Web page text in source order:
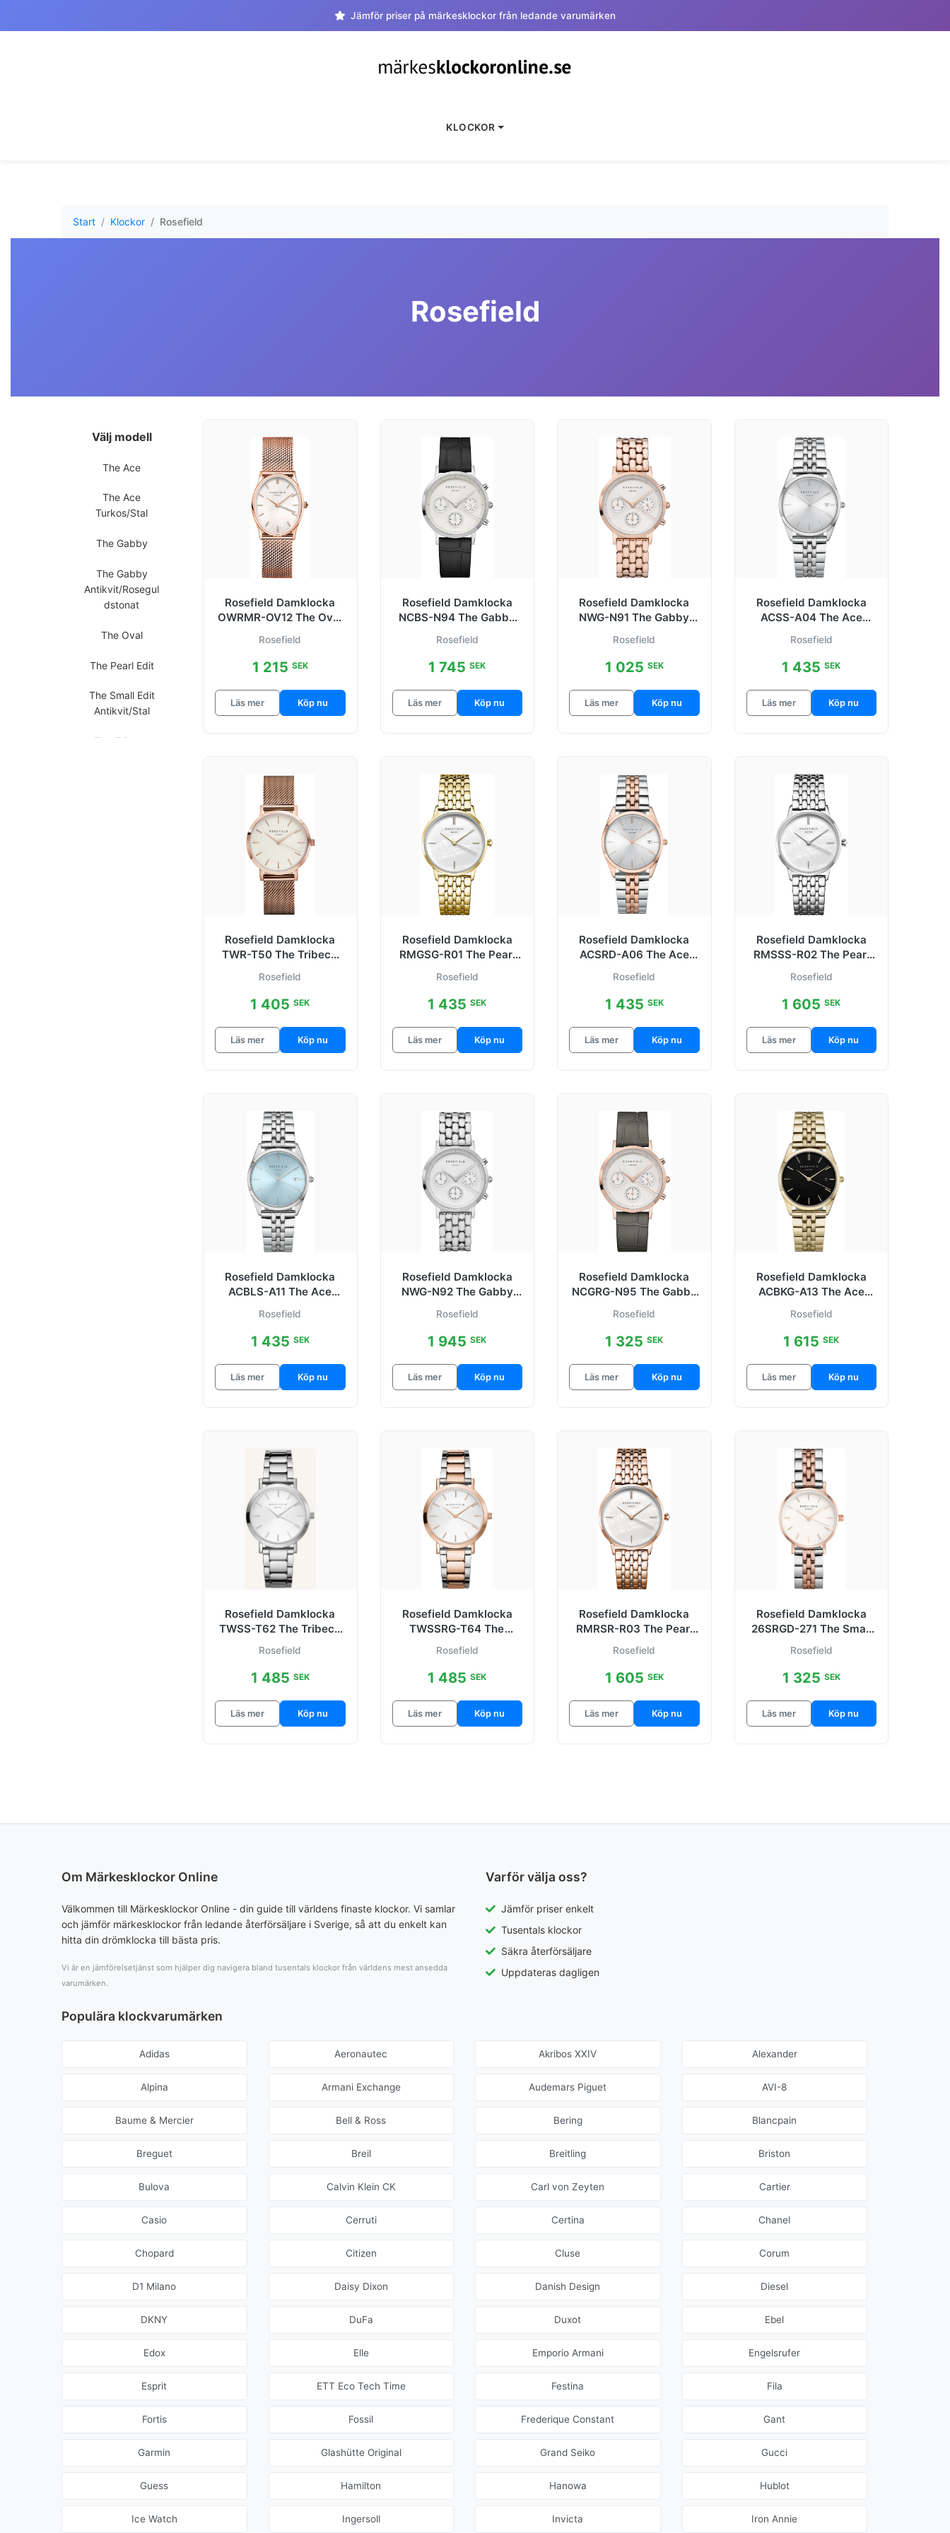
Jämför priser på märkesklockor från ledande varumärken
KLOCKOR
Start Klockor Rosefield
Rosefield
Välj modell
The Ace
The Ace
Turkos/Stal
The Gabby
The Gabby
Antikvit/Rosegul
dstonat
The Oval
The Pearl Edit
The Small Edit
Antikvit/Stal
The Tribeca
Rosefield Damklocka
OWRMR-OV12 The Oval
Vit/Roséguldstonat stål
Rosefield
1 215 SEK
Läs mer Köp nu
Rosefield Damklocka
NCBS-N94 The Gabby
Vit/Läder Ø33 mm
Rosefield
1 745SEK
Läs mer Köp nu
Rosefield Damklocka
NWG-N91 The Gabby
Antikvit/Roséguldstonat
stål
Rosefield
1 025 SEK
Läs mer Köp nu
Rosefield Damklocka
ACSS-A04 The Ace
Silverfärgad/Stål Ø33
mm
Rosefield
1 435SEK
Läs mer Köp nu
Rosefield Damklocka
TWR-T50 The Tribeca
Vit/Roséguldstonat stål
Rosefield
1 405SEK
Läs mer Köp nu
Rosefield Damklocka
RMGSG-R01 The Pearl
Edit Vit/Gulguldtonat
stål
Rosefield
1 435SEK
Läs mer Köp nu
Rosefield Damklocka
ACSRD-A06 The Ace
Silverfärgad/Stål Ø33
mm
Rosefield
1 435 SEK
Läs mer Köp nu
Rosefield Damklocka
RMSSS-R02 The Pearl
Edit Vit/Stål Ø36 mm
Rosefield
1 605SEK
Läs mer Köp nu
Rosefield Damklocka
ACBLS-A11 The Ace
Turkos/Stål Ø33 mm
Rosefield
1 435 SEK
Läs mer Köp nu
Rosefield Damklocka
NWG-N92 The Gabby
Vit/Stål Ø33 mm
Rosefield
1 945SEK
Läs mer Köp nu
Rosefield Damklocka
NCGRG-N95 The Gabby
Vit/Läder Ø33 mm
Rosefield
1 325SEK
Läs mer Köp nu
Rosefield Damklocka
ACBKG-A13 The Ace
Svart/Gulguldtonat stål
Ø33 mm
Rosefield
1 615SEK
Läs mer Köp nu
Rosefield Damklocka
TWSS-T62 The Tribeca
Vit/Stål Ø33 mm
Rosefield
1 485 SEK
Läs mer Köp nu
Rosefield Damklocka
TWSSRG-T64 The
Tribeca
Rosefield
1 485SEK
Läs mer Köp nu
Rosefield Damklocka
RMRSR-R03 The Pearl
Edit Vit/Stål Ø36 mm
Rosefield
1 605 SEK
Läs mer Köp nu
Rosefield Damklocka
26SRGD-271 The Small
Edit Antikvit/Stål Ø26
mm
Rosefield
1 325 SEK
Läs mer Köp nu
Om Märkesklockor Online
Välkommen till Märkesklockor Online - din guide till världens finaste klockor. Vi samlar
och jämför märkesklockor från ledande återförsäljare i Sverige, så att du enkelt kan
hitta din drömklocka till bästa pris.
Vi är en jämförelsetjänst som hjälper dig navigera bland tusentals klockor från världens mest ansedda
varumärken.
Varför välja oss?
Jämför priser enkelt
Tusentals klockor
Säkra återförsäljare
Uppdateras dagligen
Populära klockvarumärken
Adidas Aeronautec Akribos XXIV Alexander
Alpina Armani Exchange Audemars Piguet AVI-8
Baume & Mercier Bell & Ross Bering Blancpain
Breguet Breil Breitling Briston
Bulova Calvin Klein CK Carl von Zeyten Cartier
Casio Cerruti Certina Chanel
Chopard Citizen Cluse Corum
D1 Milano Daisy Dixon Danish Design Diesel
DKNY DuFa Duxot Ebel
Edox Elle Emporio Armani Engelsrufer
Esprit ETT Eco Tech Time Festina Fila
Fortis Fossil Frederique Constant Gant
Garmin Glashütte Original Grand Seiko Gucci
Guess Hamilton Hanowa Hublot
Ice Watch Ingersoll Invicta Iron Annie